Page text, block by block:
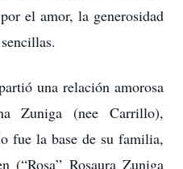
el amor, la generosidad
una relación amorosa
Zuniga (nee Carrillo),
fue la base de su familia,
(“Rosa” Rosaura Zuniga